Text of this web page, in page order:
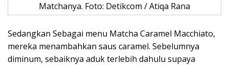
Matchanya. Foto: Detikcom / Atiqa Rana
Sedangkan Sebagai menu Matcha Caramel Macchiato,
mereka menambahkan saus caramel. Sebelumnya
diminum, sebaiknya aduk terlebih dahulu supaya